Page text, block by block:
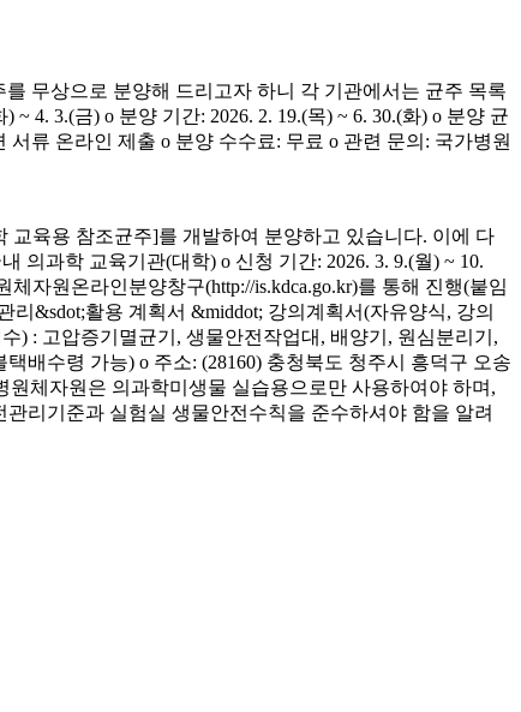
무상으로 분양해 드리고자 하니 각 기관에서는 균주 목록
4. 3.(금) o 분양 기간: 2026. 2. 19.(목) ~ 6. 30.(화) o 분양 균
류 온라인 제출 o 분양 수수료: 무료 o 관련 문의: 국가병원
육용 참조균주]를 개발하여 분양하고 있습니다. 이에 다
의과학 교육기관(대학) o 신청 기간: 2026. 3. 9.(월) ~ 10.
자원온라인분양창구(http://is.kdca.go.kr)를 통해 진행(붙임
&sdot;활용 계획서 &middot; 강의계획서(자유양식, 강의
) : 고압증기멸균기, 생물안전작업대, 배양기, 원심분리기,
배수령 가능) o 주소: (28160) 충청북도 청주시 흥덕구 오송
체자원은 의과학미생물 실습용으로만 사용하여야 하며,
리기준과 실험실 생물안전수칙을 준수하셔야 함을 알려